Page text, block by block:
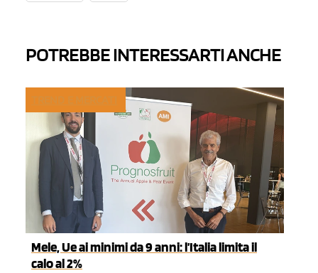
POTREBBE INTERESSARTI ANCHE
Mele, Ue ai minimi da 9 anni: l’Italia limita il
calo al 2%